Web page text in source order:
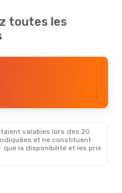
toutes les
valables lors des 20
et ne constituent
que la disponibilité et les prix